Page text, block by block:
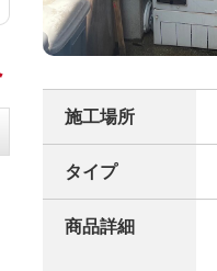
施工場所
タイプ
商品詳細